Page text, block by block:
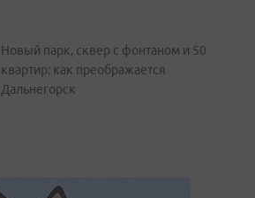
Новый парк, сквер с фонтаном и 50
квартир: как преображается
Дальнегорск